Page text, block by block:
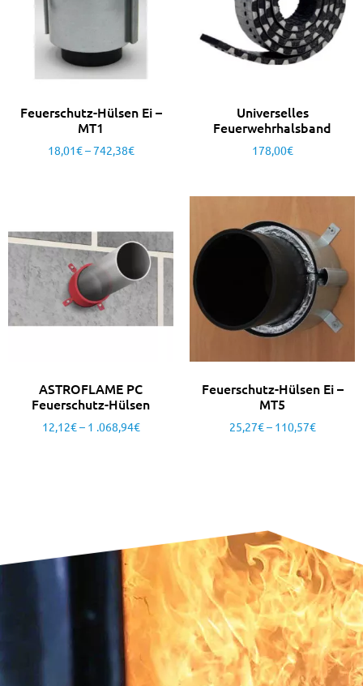
Feuerschutz-Hülsen Ei –
MT1
18,01€–742,38€
Universelles
Feuerwehrhalsband
178,00€
ASTROFLAME PC
Feuerschutz-Hülsen
12,12€– 1 .068,94€
Feuerschutz-Hülsen Ei –
MT5
25,27€– 110,57€